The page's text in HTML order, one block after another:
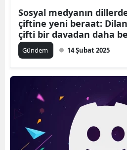
Sosyal medyanın
çiftine yeni beraat:
çifti bir davadan daha
Gündem 14 Şubat 2025